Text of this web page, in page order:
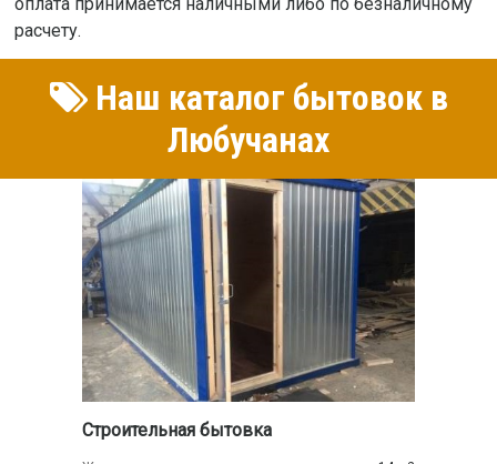
расчету.
Наш каталог бытовок в
Любучанах
Строительная бытовка